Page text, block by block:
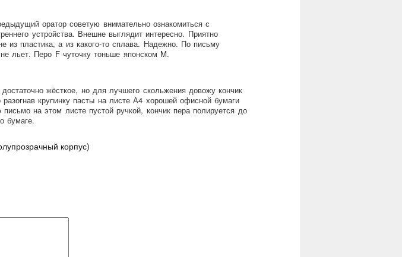
оратор советую внимательно ознакомиться с
устройства. Внешне выглядит интересно. Приятно
из пластика, а из какого-то сплава. Надежно. По письму
льет. Перо F чуточку тоньше японском M.
жёсткое, но для лучшего скольжения довожу кончик
крупинку пасты на листе А4 хорошей офисной бумаги
на этом листе пустой ручкой, кончик пера полируется до
бумаге.
корпус)